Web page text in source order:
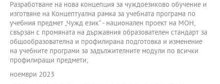
Разработване на нова концепция за чуждоезиково обучение и
изготвяне на Концептуална рамка за учебната програма по
учебния предмет „Чужд език“ - национален проект на МОН,
свързан с промяната на държавния образователен стандарт за
общообразователна и профилирана подготовка и изменение
на учебните програми за задължителните модули по всички
профилиращи предмети;
ноември 2023